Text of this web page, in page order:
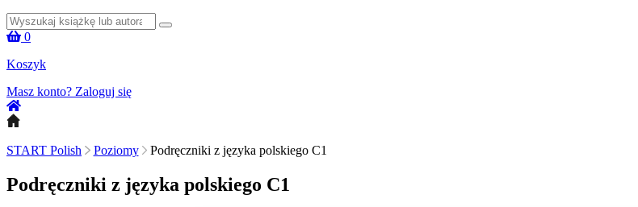
Szukaj:
0
Koszyk
Masz konto? Zaloguj się
START Polish Poziomy Podręczniki z języka polskiego C1
Podręczniki z języka polskiego C1